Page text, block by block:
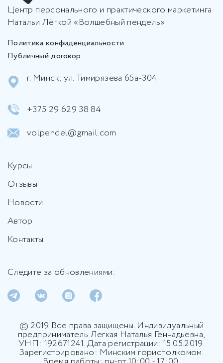
Центр персонального и практического маркетинга
Натальи Лёгкой «Волшебный пендель»
Политика конфиденциальности
Публичный договор
г. Минск, ул. Тимирязева 65а-304
+375 29 629 38 84
volpendel@gmail.com
Курсы
Отзывы
Новости
Автор
Контакты
Следите за обновлениями:
© 2019 Все права защищены. Индивидуальный
предприниматель Легкая Наталья Геннадьевна,
УНП: 192671241. Дата регистрации: 15.05.2019.
Зарегистрировано: Минским горисполкомом.